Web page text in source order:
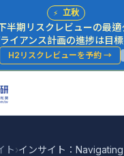
⚡ 立秋
期リスクレビューの最適
イアンス計画の進捗は目
H2リスクレビューを予約 →
ト›